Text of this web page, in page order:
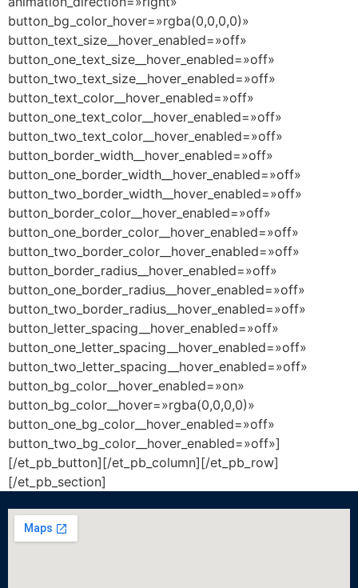
button_bg_color_hover=»rgba(0,0,0,0)»
button_text_size__hover_enabled=»off»
button_one_text_size__hover_enabled=»off»
button_two_text_size__hover_enabled=»off»
button_text_color__hover_enabled=»off»
button_one_text_color__hover_enabled=»off»
button_two_text_color__hover_enabled=»off»
button_border_width__hover_enabled=»off»
button_one_border_width__hover_enabled=»off»
button_two_border_width__hover_enabled=»off»
button_border_color__hover_enabled=»off»
button_one_border_color__hover_enabled=»off»
button_two_border_color__hover_enabled=»off»
button_border_radius__hover_enabled=»off»
button_one_border_radius__hover_enabled=»off»
button_two_border_radius__hover_enabled=»off»
button_letter_spacing__hover_enabled=»off»
button_one_letter_spacing__hover_enabled=»off»
button_two_letter_spacing__hover_enabled=»off»
button_bg_color__hover_enabled=»on»
button_bg_color__hover=»rgba(0,0,0,0)»
button_one_bg_color__hover_enabled=»off»
button_two_bg_color__hover_enabled=»off»]
[/et_pb_button][/et_pb_column][/et_pb_row]
[/et_pb_section]